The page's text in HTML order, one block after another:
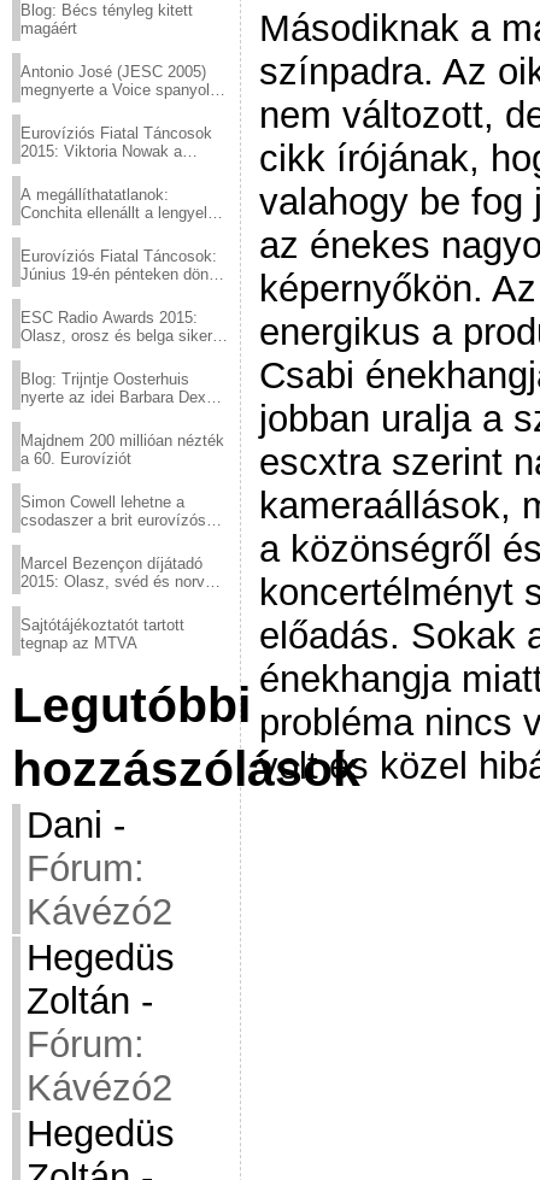
Blog: Bécs tényleg kitett
magáért
Antonio José (JESC 2005)
megnyerte a Voice spanyol
Eurovíziós Fiatal Táncosok
2015: Viktoria Nowak a
A megállíthatatlanok:
Conchita ellenállt a lengyel
Eurovíziós Fiatal Táncosok:
Június 19-én pénteken döntő
ESC Radio Awards 2015:
Olasz, orosz és belga siker,
Blog: Trijntje Oosterhuis
nyerte az idei Barbara Dex
Majdnem 200 millióan nézték
a 60. Eurovíziót
Simon Cowell lehetne a
csodaszer a brit eurovízós
Marcel Bezençon díjátadó
2015: Olasz, svéd és norvég
Sajtótájékoztatót tartott
tegnap az MTVA
Legutóbbi
hozzászólások
Dani -
Fórum:
Kávézó2
Hegedüs
Zoltán -
Fórum:
Kávézó2
Hegedüs
Másodiknak a
színpadra. Az
nem változott,
cikk írójának,
valahogy be fog
az énekes
képernyőkön.
energikus a
Csabi
jobban uralja a
escxtra szerint
kameraállások,
a közönségről
koncertélményt
előadás. Sokak
énekhangja
probléma nincs
volt és közel